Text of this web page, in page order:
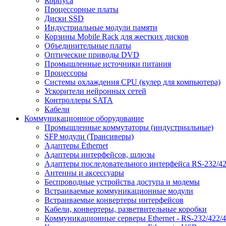
Процессорные платы
Диски SSD
Индустриальные модули памяти
Корзины Mobile Rack для жестких дисков
Объединительные платы
Оптические приводы DVD
Промышленные источники питания
Процессоры
Системы охлаждения CPU (кулер для компьютера)
Ускорители нейронных сетей
Контроллеры SATA
Кабели
Коммуникационное оборудование
Промышленные коммутаторы (индустриальные)
SFP модули (Трансиверы)
Адаптеры Ethernet
Адаптеры интерфейсов, шлюзы
Адаптеры последовательного интерфейса RS-232/
Антенны и аксессуары
Беспроводные устройства доступа и модемы
Встраиваемые коммуникационные модули
Встраиваемые конвертеры интерфейсов
Кабели, конвертеры, разветвительные коробки
Коммуникационные серверы Ethernet - RS-232/422/